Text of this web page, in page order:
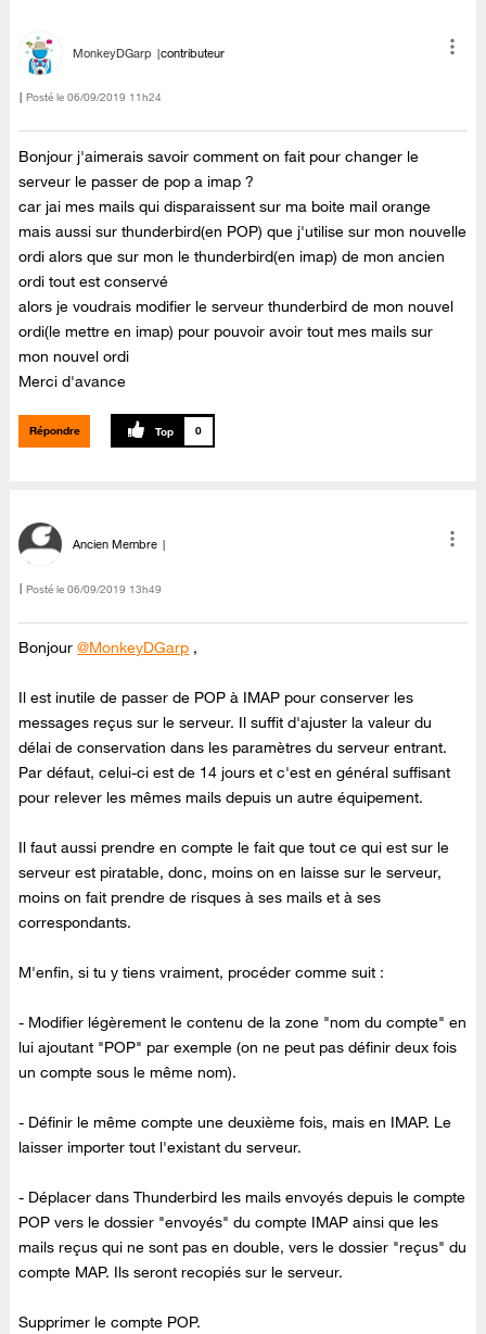
MonkeyDGarp contributeur
Posté le ‎06/09/2019 11h24
Bonjour j'aimerais savoir comment on fait pour changer le
serveur le passer de pop a imap ?
car jai mes mails qui disparaissent sur ma boite mail orange
mais aussi sur thunderbird(en POP) que j'utilise sur mon nouvelle
ordi alors que sur mon le thunderbird(en imap) de mon ancien
ordi tout est conservé
alors je voudrais modifier le serveur thunderbird de mon nouvel
ordi(le mettre en imap) pour pouvoir avoir tout mes mails sur
mon nouvel ordi
Merci d'avance
Répondre 0
Ancien Membre
Posté le ‎06/09/2019 13h49
Bonjour@MonkeyDGarp ,
Il est inutile de passer de POP à IMAP pour conserver les
messages reçus sur le serveur. Il suffit d'ajuster la valeur du
délai de conservation dans les paramètres du serveur entrant.
Par défaut, celui-ci est de 14 jours et c'est en général suffisant
pour relever les mêmes mails depuis un autre équipement.
Il faut aussi prendre en compte le fait que tout ce qui est sur le
serveur est piratable, donc, moins on en laisse sur le serveur,
moins on fait prendre de risques à ses mails et à ses
correspondants.
M'enfin, si tu y tiens vraiment, procéder comme suit :
- Modifier légèrement le contenu de la zone "nom du compte" en
lui ajoutant "POP" par exemple (on ne peut pas définir deux fois
un compte sous le même nom).
- Définir le même compte une deuxième fois, mais en IMAP. Le
laisser importer tout l'existant du serveur.
- Déplacer dans Thunderbird les mails envoyés depuis le compte
POP vers le dossier "envoyés" du compte IMAP ainsi que les
mails reçus qui ne sont pas en double, vers le dossier "reçus" du
compte MAP. Ils seront recopiés sur le serveur.
Supprimer le compte POP.